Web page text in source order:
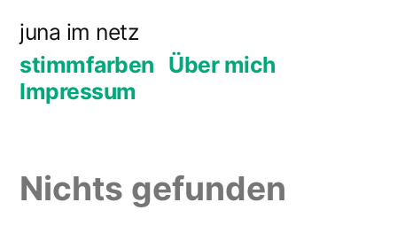
Inhalt
springen
juna im netz
stimmfarben Über mich
Impressum
Nichts gefunden